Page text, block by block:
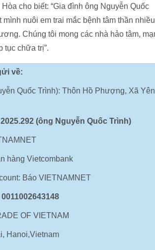
cho biết: “Gia đình ông Nguyễn Quốc
nuôi em trai mắc bệnh tâm thần nhiều
Chúng tôi mong các nhà hảo tâm,
tục chữa trị”.
về:
Quốc Trình): Thôn Hồ Phượng, Xã Yên
2025.292 (ông Nguyễn Quốc Trình)
hàng Vietcombank
Báo VIETNAMNET
0011002643148
OF VIETNAM
Hanoi,Vietnam